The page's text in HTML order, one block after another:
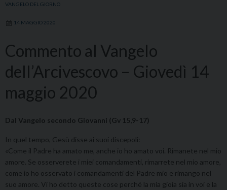
VANGELO DEL GIORNO
14 MAGGIO 2020
Commento al Vangelo
dell’Arcivescovo – Giovedì 14
maggio 2020
Dal Vangelo secondo Giovanni (Gv 15,9-17)
In quel tempo, Gesù disse ai suoi discepoli:
«Come il Padre ha amato me, anche io ho amato voi. Rimanete nel mio
amore. Se osserverete i miei comandamenti, rimarrete nel mio amore,
come io ho osservato i comandamenti del Padre mio e rimango nel
suo amore. Vi ho detto queste cose perché la mia gioia sia in voi e la